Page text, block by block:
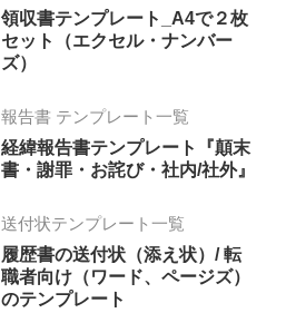
領収書テンプレート_A4で２枚
セット（エクセル・ナンバー
ズ）
報告書 テンプレート一覧
経緯報告書テンプレート『顛末
書・謝罪・お詫び・社内/社外』
送付状テンプレート一覧
履歴書の送付状（添え状）/ 転
職者向け（ワード、ページズ）
のテンプレート